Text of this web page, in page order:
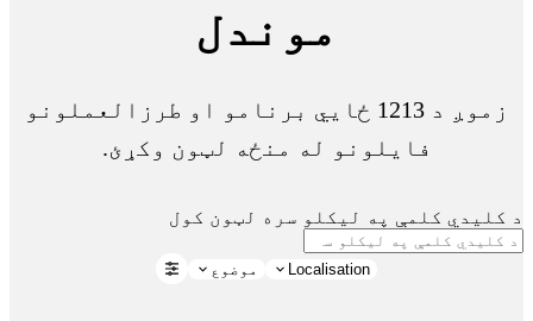
موندل
زموږ د 1213 ځايي برنامو او طرزالعملونو
فایلونو له منځه لټون وکړئ.
د کلیدي کلمې په لیکلو سره لټون کول
Localisation موضوع